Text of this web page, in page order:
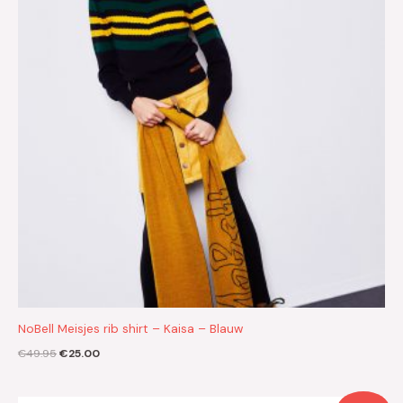
NoBell Meisjes rib shirt – Kaisa – Blauw
€49.95€25.00